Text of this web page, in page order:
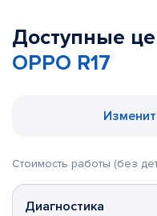
Доступные
OPPO R17
Стоимость работы (без
Диагностика